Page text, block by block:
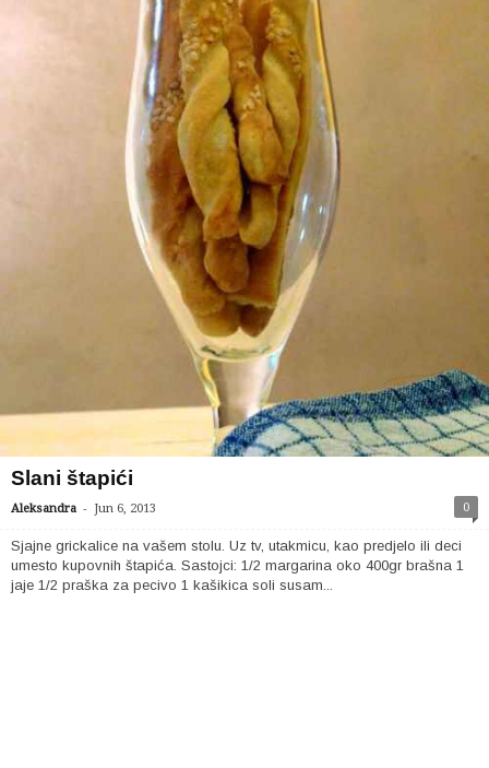
Slani štapići
Aleksandra - Jun 6, 2013 0
Sjajne grickalice na vašem stolu. Uz tv, utakmicu, kao predjelo ili deci
umesto kupovnih štapića. Sastojci: 1/2 margarina oko 400gr brašna 1
jaje 1/2 praška za pecivo 1 kašikica soli susam...